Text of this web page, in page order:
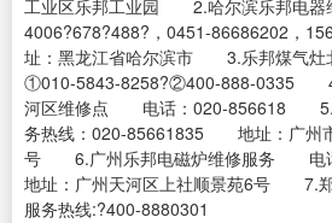
工业区乐邦工业园 2.哈尔滨乐邦电
4006?678?488?，0451-86686202，
址：黑龙江省哈尔滨市 3.乐邦煤气
①010-5843-8258?②400-888-0335 4.
河区维修点 电话：020-856618
务热线：020-85661835 地址：广州
号 6.广州乐邦电磁炉维修服务 电
地址：广州天河区上社顺景苑6号 7.
服务热线:?400-8880301